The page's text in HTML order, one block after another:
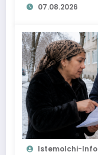
07.08.2026
Istemolchi-Info